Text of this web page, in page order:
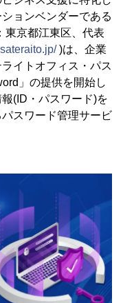
ョンベンダーである
東京都江東区、代表
)は、企業
イトオフィス・パス
」の提供を開始し
(ID・パスワード)を
スワード管理サービ